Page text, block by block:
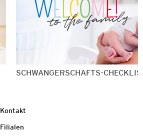
SCHWANGERSCHAFTS-
Kontakt
Filialen